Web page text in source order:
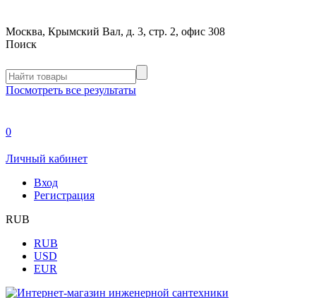
Москва, Крымский Вал, д. 3, стр. 2, офис 308
Поиск
Посмотреть все результаты
0
Личный кабинет
Вход
Регистрация
RUB
RUB
USD
EUR